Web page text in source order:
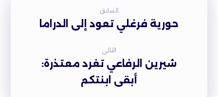
السابق
حورية فرغلي تعود إلى الدراما
التالى
شيرين الرفاعي تغرد معتذرة:
أبقى ابنتكم